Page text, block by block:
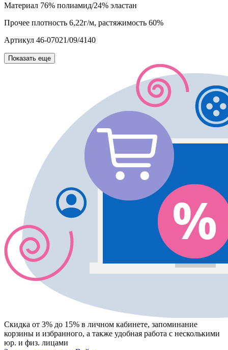
Материал 76% полиамид/24% эластан
Прочее плотность 6,22г/м, растяжимость 60%
Артикул 46-07021/09/4140
Показать еще
Скидка от 3% до 15% в личном кабинете, запоминание
корзины и избранного, а также удобная работа с несколькими
юр. и физ. лицами